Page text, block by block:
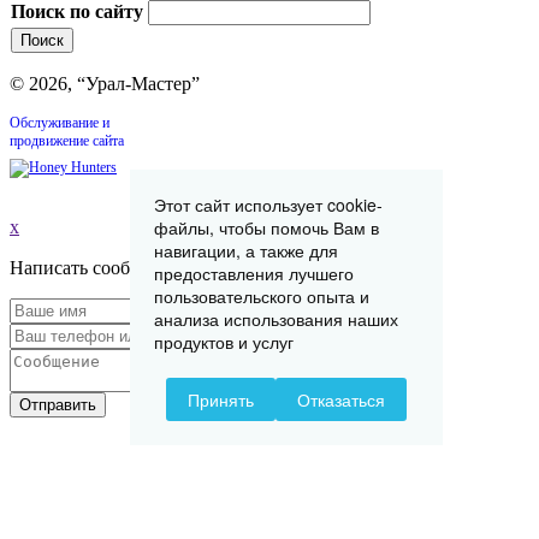
Поиск по сайту
© 2026, “Урал-Мастер”
Обслуживание и
продвижение сайта
x
Написать сообщение
Отправить
Этот сайт использует cookie-
файлы, чтобы помочь Вам в
навигации, а также для
предоставления лучшего
пользовательского опыта и
анализа использования наших
продуктов и услуг
Принять Отказаться